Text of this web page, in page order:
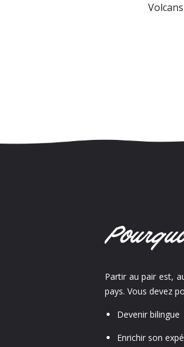
Partir au pair est,
pays. Vous devez
Devenir bilingue
Enrichir son